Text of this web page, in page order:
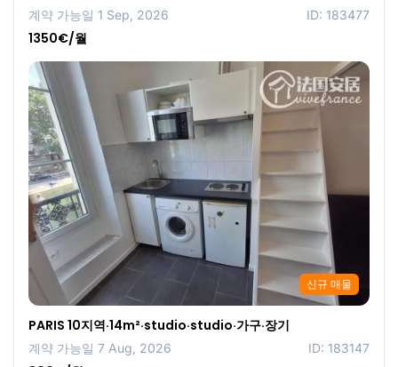
계약 가능일 1 Sep, 2026 ID: 183477
1350€/월
신규 매물
PARIS 10지역·14m²·studio·studio·가구·장기
계약 가능일 7 Aug, 2026 ID: 183147